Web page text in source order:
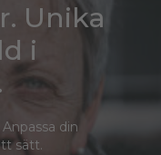
Unika
i
din
sätt.